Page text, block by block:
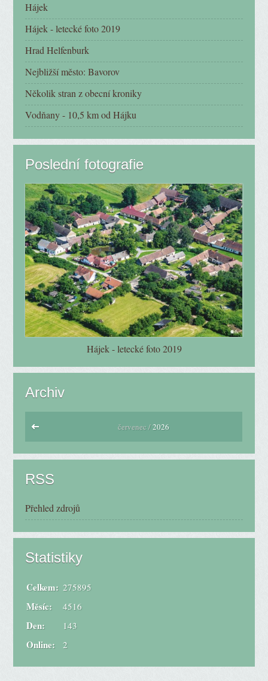
Hájek
Hájek - letecké foto 2019
Hrad Helfenburk
Nejbližší město: Bavorov
Několik stran z obecní kroniky
Vodňany - 10,5 km od Hájku
Poslední fotografie
Hájek - letecké foto 2019
Archiv
červenec /2026
RSS
Přehled zdrojů
Statistiky
Online: 2
Celkem: 275895
Měsíc: 4516
Den: 143